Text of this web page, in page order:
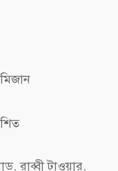
রাব্বী টাওয়ার,